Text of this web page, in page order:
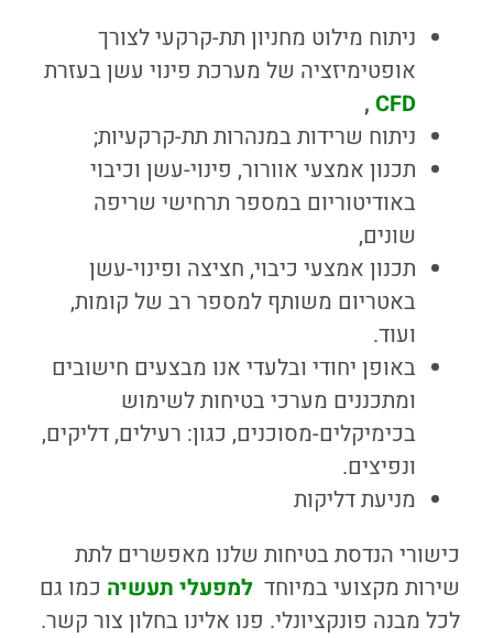
ניתוח מילוט מחניון תת-קרקעי לצורך
אופטימיזציה של מערכת פינוי עשן בעזרת
CFD
,
ניתוח שרידות במנהרות תת-קרקעיות;
תכנון אמצעי אוורור, פינוי-עשן וכיבוי
באודיטוריום במספר תרחישי שריפה
שונים,
תכנון אמצעי כיבוי, חציצה ופינוי-עשן
באטריום משותף למספר רב של קומות,
ועוד.
באופן יחודי ובלעדי אנו מבצעים חישובים
ומתכננים מערכי בטיחות לשימוש
בכימיקלים-מסוכנים, כגון: רעילים, דליקים,
ונפיצים.
מניעת דליקות
כישורי הנדסת בטיחות שלנו מאפשרים לתת
שירות מקצועי במיוחד למפעלי תעשיה כמו גם
לכל מבנה פונקציונלי. פנו אלינו בחלון צור קשר.